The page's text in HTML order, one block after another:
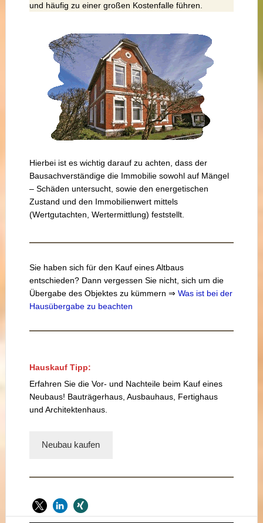
und häufig zu einer großen Kostenfalle führen.
Hierbei ist es wichtig darauf zu achten, dass der
Bausachverständige die Immobilie sowohl auf Mängel
– Schäden untersucht, sowie den energetischen
Zustand und den Immobilienwert mittels
(Wertgutachten, Wertermittlung) feststellt.
Sie haben sich für den Kauf eines Altbaus
entschieden? Dann vergessen Sie nicht, sich um die
Übergabe des Objektes zu kümmern ⇒ Was ist bei der
Hausübergabe zu beachten
Hauskauf Tipp:
Erfahren Sie die Vor- und Nachteile beim Kauf eines
Neubaus! Bauträgerhaus, Ausbauhaus, Fertighaus
und Architektenhaus.
Neubau kaufen
Seitenspalte